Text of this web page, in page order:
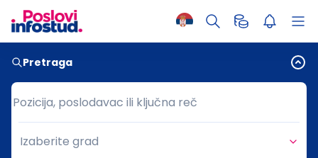
Pretraga
Pozicija, poslodavac ili ključna reč
Pozicija, poslodavac ili ključna reč
Grad
Izaberite grad